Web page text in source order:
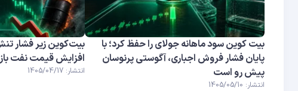
بیت کوین سود ماهانه جولای را حفظ کرد؛ با
پایان فشار فروش اجباری، آگوستی پرنوسان
پیش رو است
انتشار: 1405/05/10
بیت‌کوین زیر فشار
افزایش قیمت نفت
انتشار: 1405/04/17